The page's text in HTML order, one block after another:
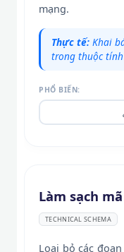
mạng.
Thực tế: Khai
trong thuộc tính
PHỔ BIẾN:
Làm sạch
TECHNICAL SCHEMA
Loại bỏ các